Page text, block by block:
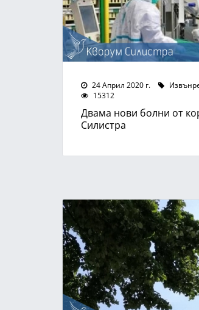
24 Април 2020 г.
15312
Двама нови болни от
Силистра